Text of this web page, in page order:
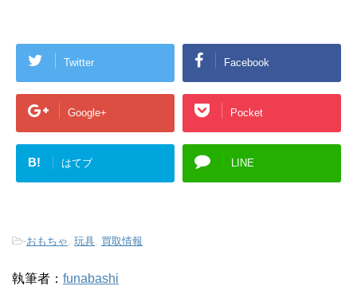
Twitter Facebook
Google+ Pocket
B! はてブ LINE
-おもちゃ 玩具 買取情報
執筆者： funabashi